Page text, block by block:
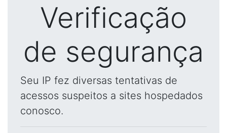
Verificação
de segurança
Seu IP fez diversas tentativas de
acessos suspeitos a sites hospedados
conosco.